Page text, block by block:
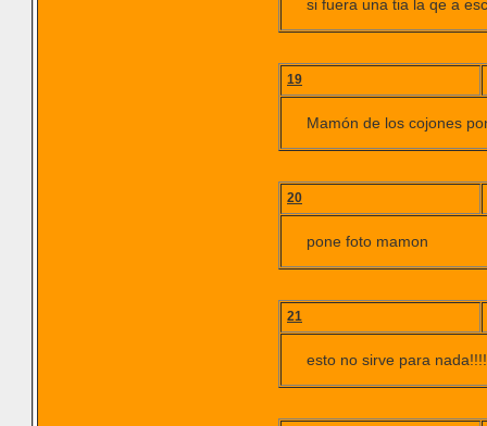
si fuera una tia la qe a
19
Mamón de los cojones
20
pone foto mamon
21
esto no sirve para